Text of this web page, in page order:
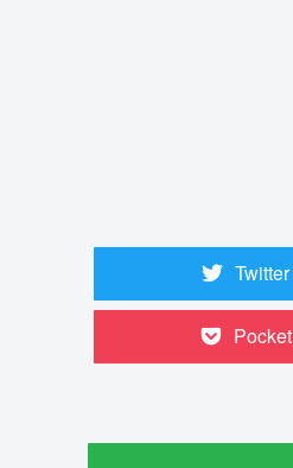
Twitter
Pocket